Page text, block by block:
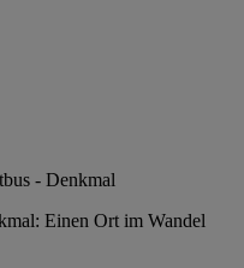
Einen Ort im Wandel